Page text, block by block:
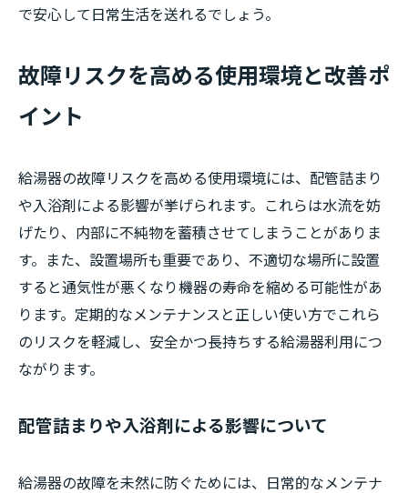
で安心して日常生活を送れるでしょう。
故障リスクを高める使用環境と改善ポ
イント
給湯器の故障リスクを高める使用環境には、配管詰まり
や入浴剤による影響が挙げられます。これらは水流を妨
げたり、内部に不純物を蓄積させてしまうことがありま
す。また、設置場所も重要であり、不適切な場所に設置
すると通気性が悪くなり機器の寿命を縮める可能性があ
ります。定期的なメンテナンスと正しい使い方でこれら
のリスクを軽減し、安全かつ長持ちする給湯器利用につ
ながります。
配管詰まりや入浴剤による影響について
給湯器の故障を未然に防ぐためには、日常的なメンテナ